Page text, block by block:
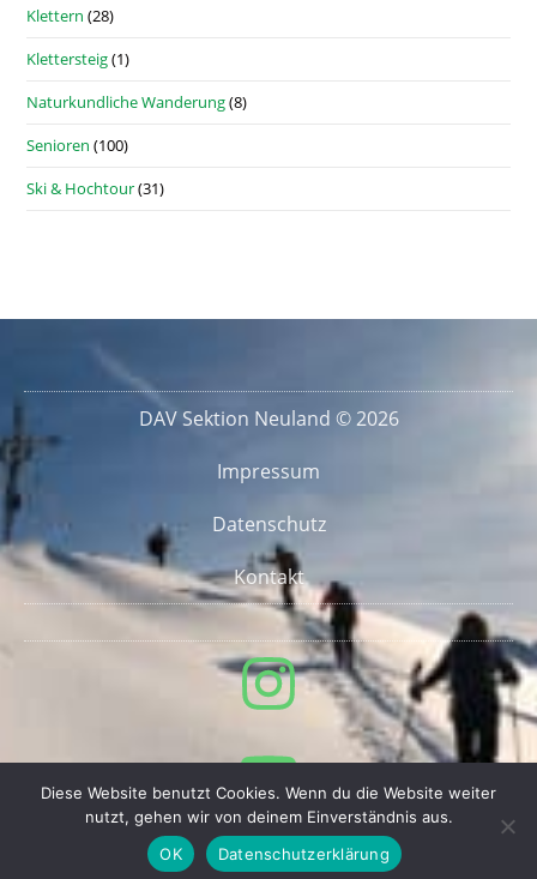
Klettern (28)
Klettersteig(1)
Naturkundliche Wanderung(8)
Senioren (100)
Ski & Hochtour(31)
DAV Sektion Neuland © 2026
Impressum
Datenschutz
Kontakt
Diese Website benutzt Cookies. Wenn du die Website weiter
nutzt, gehen wir von deinem Einverständnis aus.
OK
Datenschutzerklärung